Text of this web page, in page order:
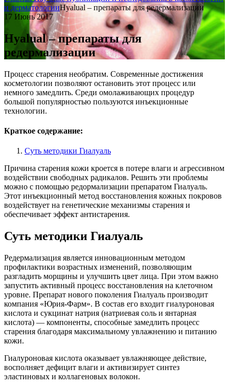
и дерматологииHyalual – препараты для редермализации
17 Июнь 2017
Hyalual – препараты для
редермализации
Процесс старения необратим. Современные достижения
косметологии позволяют остановить этот процесс или
немного замедлить. Среди омолаживающих процедур
большой популярностью пользуются инъекционные
технологии.
Краткое содержание:
Суть методики Гиалуаль
Причина старения кожи кроется в потере влаги и агрессивном
воздействии свободных радикалов. Решить эти проблемы
можно с помощью редормализации препаратом Гиалуаль.
Этот инъекционный метод восстановления кожных покровов
воздействует на генетические механизмы старения и
обеспечивает эффект антистарения.
Суть методики Гиалуаль
Редермализация является инновационным методом
профилактики возрастных изменений, позволяющим
разгладить морщины и улучшить цвет лица. При этом важно
запустить активный процесс восстановления на клеточном
уровне. Препарат нового поколения Гиалуаль производит
компания «Юрия-Фарм». В состав его входит гиалуроновая
кислота и сукцинат натрия (натриевая соль и янтарная
кислота) — компоненты, способные замедлить процесс
старения благодаря максимальному увлажнению и питанию
кожи.
Гиалуроновая кислота оказывает увлажняющее действие,
восполняет дефицит влаги и активизирует синтез
эластиновых и коллагеновых волокон.